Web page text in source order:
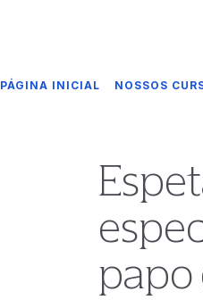
PÁGINA INICIAL NOSSOS
papo